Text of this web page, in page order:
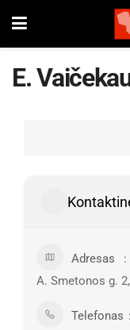
E.
Adresas
A. Smetonos g.
Telefonas